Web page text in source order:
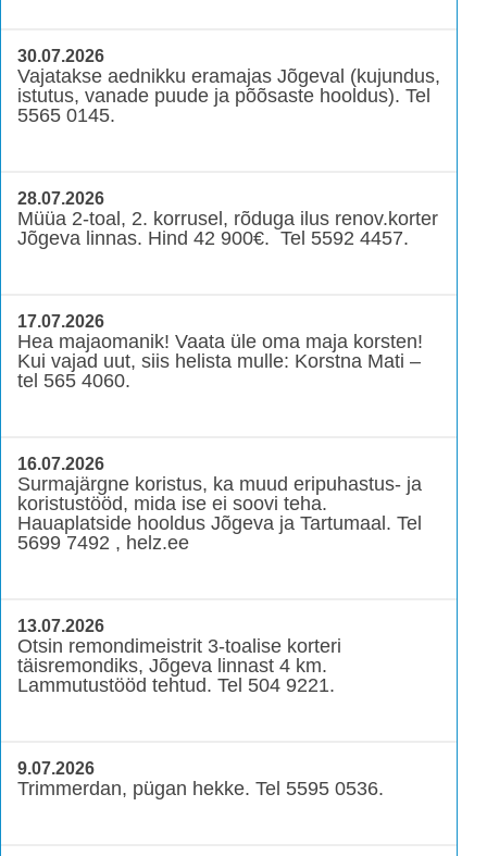
30.07.2026
Vajatakse aednikku eramajas Jõgeval (kujundus,
istutus, vanade puude ja põõsaste hooldus). Tel
5565 0145.
28.07.2026
Müüa 2-toal, 2. korrusel, rõduga ilus renov.korter
Jõgeva linnas. Hind 42 900€. Tel 5592 4457.
17.07.2026
Hea majaomanik! Vaata üle oma maja korsten!
Kui vajad uut, siis helista mulle: Korstna Mati –
tel 565 4060.
16.07.2026
Surmajärgne koristus, ka muud eripuhastus- ja
koristustööd, mida ise ei soovi teha.
Hauaplatside hooldus Jõgeva ja Tartumaal. Tel
5699 7492 , helz.ee
13.07.2026
Otsin remondimeistrit 3-toalise korteri
täisremondiks, Jõgeva linnast 4 km.
Lammutustööd tehtud. Tel 504 9221.
9.07.2026
Trimmerdan, pügan hekke. Tel 5595 0536.